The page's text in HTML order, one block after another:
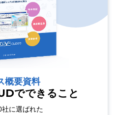
概要資料
でできること
に選ばれた